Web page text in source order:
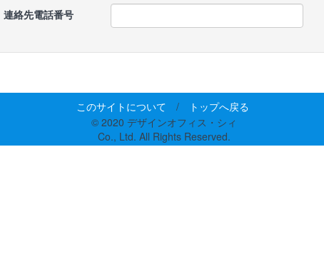
連絡先電話番号
このサイトについて /
トップへ戻る
© 2020 デザインオフィス・シィ
Co., Ltd. All Rights Reserved.